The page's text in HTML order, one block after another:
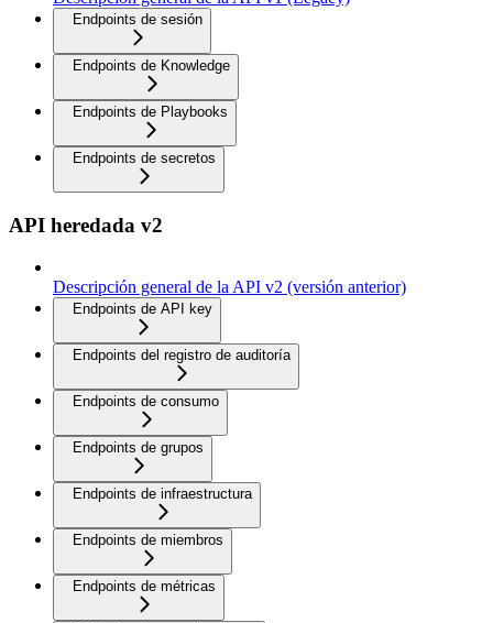
Endpoints de sesión
Endpoints de Knowledge
Endpoints de Playbooks
Endpoints de secretos
API heredada v2
Descripción general de la API v2 (versión anterior)
Endpoints de API key
Endpoints del registro de auditoría
Endpoints de consumo
Endpoints de grupos
Endpoints de infraestructura
Endpoints de miembros
Endpoints de métricas